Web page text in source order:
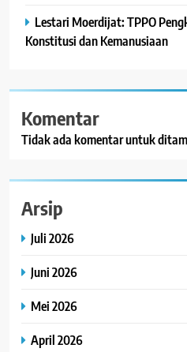
Lestari Moerdijat: TPPO
Konstitusi dan Kemanusiaan
Komentar
Tidak ada komentar untuk
Arsip
Juli 2026
Juni 2026
Mei 2026
April 2026